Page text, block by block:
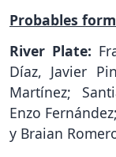
Probables
River Plate:
Díaz, Javier
Martínez;
Enzo
y Braian